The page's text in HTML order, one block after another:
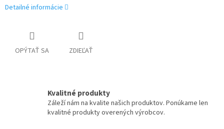
Detailné informácie
OPÝTAŤ SA ZDIEĽAŤ
Kvalitné produkty
Záleží nám na kvalite našich produktov. Ponúkame len
kvalitné produkty overených výrobcov.